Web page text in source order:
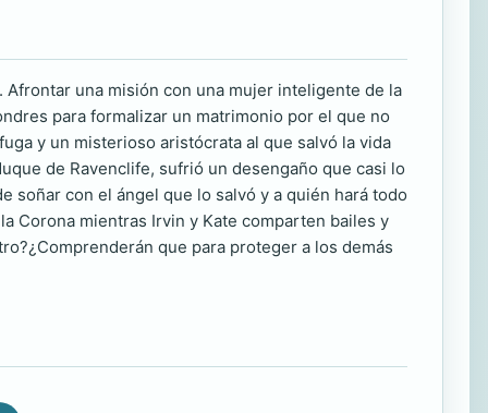
una misión con una mujer inteligente de la
para formalizar un matrimonio por el que no
y un misterioso aristócrata al que salvó la vida
de Ravenclife, sufrió un desengaño que casi lo
soñar con el ángel que lo salvó y a quién hará todo
Corona mientras Irvin y Kate comparten bailes y
que para proteger a los demás